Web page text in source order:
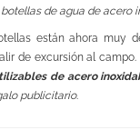
botellas de agua de acero
están ahora muy
de excursión al
de acero
publicitario.